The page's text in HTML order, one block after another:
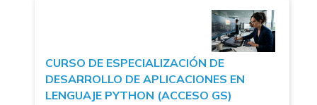
CURSO DE ESPECIALIZACIÓN DE
DESARROLLO DE APLICACIONES EN
LENGUAJE PYTHON (ACCESO GS)